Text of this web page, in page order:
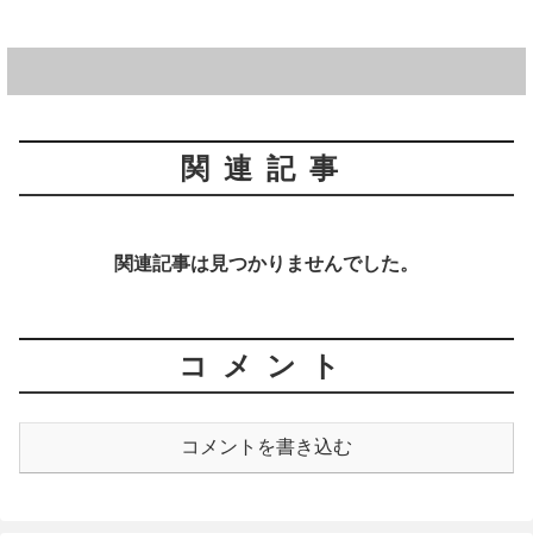
関連記事
関連記事は見つかりませんでした。
コメント
コメントを書き込む